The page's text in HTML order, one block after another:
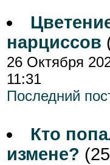
нарциссов
26 Октября
11:31
Последний
Кто
измене?